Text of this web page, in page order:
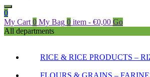
0
My Cart 0 My Bag 0 item - €0,00 Go
All departments
RICE & RICE PRODUCTS –
FLOURS & GRAINS –